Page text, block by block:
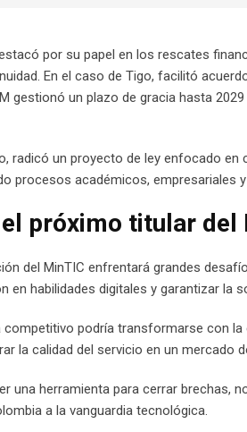
por su papel en los rescates
En el caso de Tigo, facilitó
gestionó un plazo de gracia hasta
radicó un proyecto de ley enfocado
procesos académicos, empresariales
próximo titular del
del MinTIC enfrentará grandes
en habilidades digitales y garantizar la
competitivo podría transformarse con
la calidad del servicio en un mercado
una herramienta para cerrar brechas,
a la vanguardia tecnológica.